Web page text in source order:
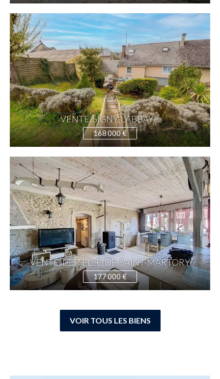
VENTE, SIGNY-L'ABBAYE
168 000 €
VENTE, LESTELLE-DE-SAINT-MARTORY
177 000 €
VOIR TOUS LES BIENS